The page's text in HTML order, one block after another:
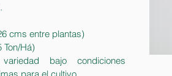
cms entre plantas)
Ton/Há)
bajo condiciones